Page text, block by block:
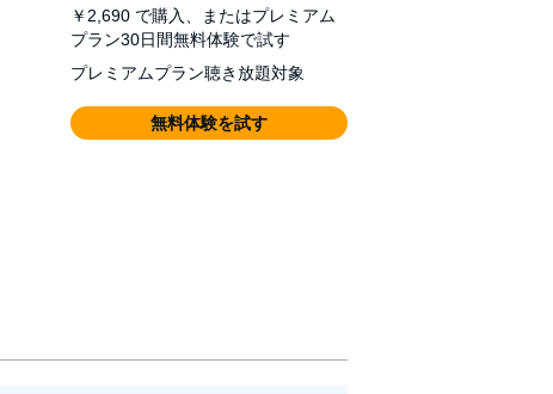
￥2,690 で購入、またはプレミアム
プラン30日間無料体験で試す
プレミアムプラン聴き放題対象
無料体験を試す